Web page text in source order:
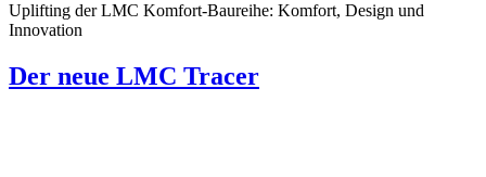
Uplifting der LMC Komfort-Baureihe: Komfort, Design und
Innovation
Der neue LMC Tracer